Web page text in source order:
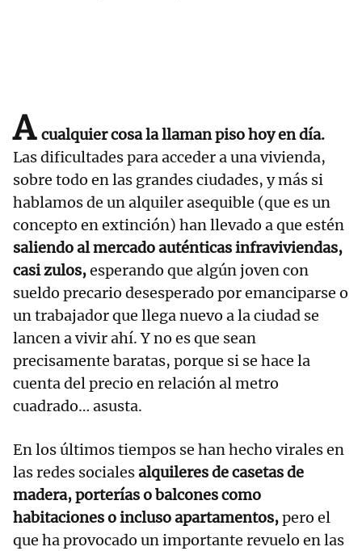
A cualquier cosa la llaman piso hoy en día.
Las dificultades para acceder a una vivienda,
sobre todo en las grandes ciudades, y más si
hablamos de un alquiler asequible (que es un
concepto en extinción) han llevado a que estén
saliendo al mercado auténticas infraviviendas,
casi zulos,esperando que algún joven con
sueldo precario desesperado por emanciparse o
un trabajador que llega nuevo a la ciudad se
lancen a vivir ahí. Y no es que sean
precisamente baratas, porque si se hace la
cuenta del precio en relación al metro
cuadrado… asusta.
En los últimos tiempos se han hecho virales en
las redes socialesalquileres de casetas de
madera, porterías o balcones como
habitaciones o incluso apartamentos,pero el
que ha provocado un importante revuelo en las